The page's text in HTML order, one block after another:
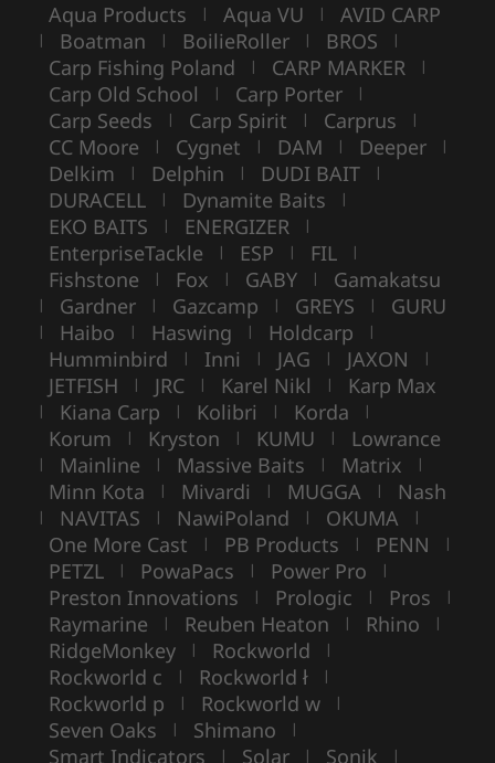
Aqua Products | Aqua VU | AVID CARP
| Boatman | BoilieRoller | BROS |
Carp Fishing Poland | CARP MARKER |
Carp Old School | Carp Porter |
Carp Seeds | Carp Spirit | Carprus |
CC Moore | Cygnet | DAM | Deeper |
Delkim | Delphin | DUDI BAIT |
DURACELL | Dynamite Baits |
EKO BAITS | ENERGIZER |
EnterpriseTackle | ESP | FIL |
Fishstone | Fox | GABY | Gamakatsu
| Gardner | Gazcamp | GREYS | GURU
| Haibo | Haswing | Holdcarp |
Humminbird | Inni | JAG | JAXON |
JETFISH | JRC | Karel Nikl | Karp Max
| Kiana Carp | Kolibri | Korda |
Korum | Kryston | KUMU | Lowrance
| Mainline | Massive Baits | Matrix |
Minn Kota | Mivardi | MUGGA | Nash
| NAVITAS | NawiPoland | OKUMA |
One More Cast | PB Products | PENN |
PETZL | PowaPacs | Power Pro |
Preston Innovations | Prologic | Pros |
Raymarine | Reuben Heaton | Rhino |
RidgeMonkey | Rockworld |
Rockworld c | Rockworld ł |
Rockworld p | Rockworld w |
Seven Oaks | Shimano |
Smart Indicators | Solar | Sonik |